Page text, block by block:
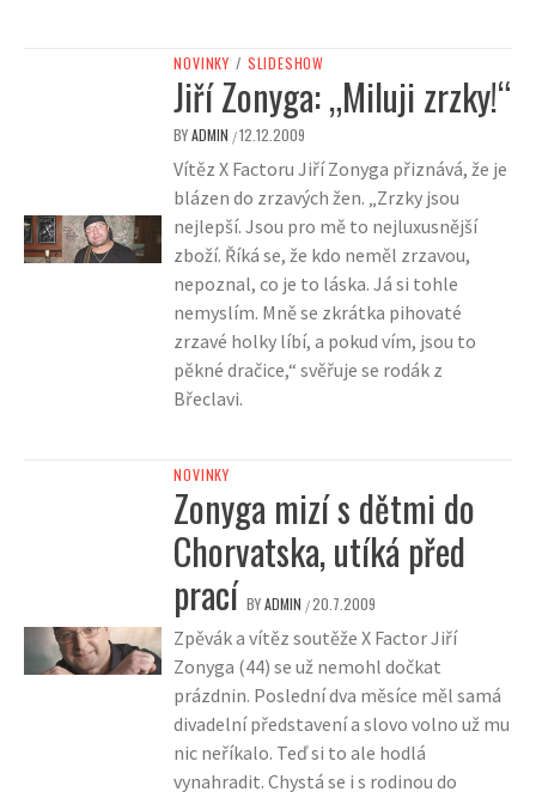
NOVINKY / SLIDESHOW
Jiří Zonyga: „Miluji zrzky!“
BYADMIN /12.12.2009
Vítěz X Factoru Jiří Zonyga přiznává, že je
blázen do zrzavých žen. „Zrzky jsou
nejlepší. Jsou pro mě to nejluxusnější
zboží. Říká se, že kdo neměl zrzavou,
nepoznal, co je to láska. Já si tohle
nemyslím. Mně se zkrátka pihovaté
zrzavé holky líbí, a pokud vím, jsou to
pěkné dračice,“ svěřuje se rodák z
Břeclavi.
NOVINKY
Zonyga mizí s dětmi do
Chorvatska, utíká před
prací BYADMIN /20.7.2009
Zpěvák a vítěz soutěže X Factor Jiří
Zonyga (44) se už nemohl dočkat
prázdnin. Poslední dva měsíce měl samá
divadelní představení a slovo volno už mu
nic neříkalo. Teď si to ale hodlá
vynahradit. Chystá se i s rodinou do